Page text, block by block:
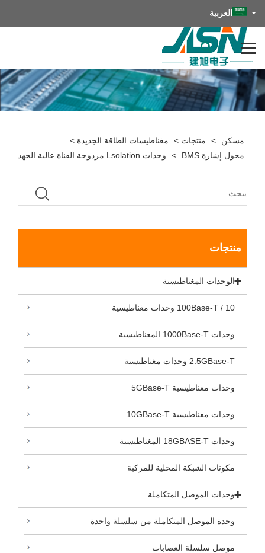
العربية
مسكن > منتجات > مغناطيسات الطاقة الجديدة >
محول إشارة BMS
> وحدات Lsolation مزدوجة القناة عالية الجهد
منتجات
الوحدات المغناطيسية
10 / 100Base-T وحدات مغناطيسية
وحدات 1000Base-T المغناطيسية
2.5GBase-T وحدات مغناطيسية
وحدات مغناطيسية 5GBase-T
وحدات مغناطيسية 10GBase-T
وحدات 18GBASE-T المغناطيسية
مكونات الشبكة المحلية للمركبة
وحدات الموصل المتكاملة
وحدة الموصل المتكاملة من سلسلة واحدة
موصل سلسلة العصابات